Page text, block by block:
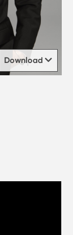
Download